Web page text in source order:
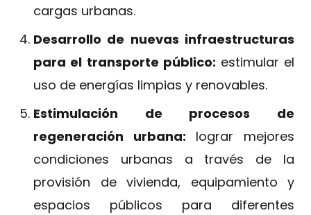
cargas urbanas.
Desarrollo de nuevas infraestructuras
para el transporte público: estimular el
uso de energías limpias y renovables.
Estimulación de procesos de
regeneración urbana: lograr mejores
condiciones urbanas a través de la
provisión de vivienda, equipamiento y
espacios públicos para diferentes